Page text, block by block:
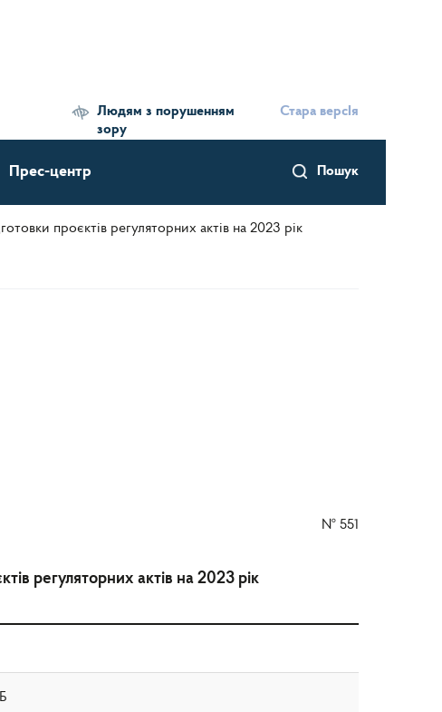
Людям з порушенням
зору
Стара версІя
Пошук
Прес-центр
проєктів регуляторних актів на 2023 рік
№ 551
регуляторних актів на 2023 рік